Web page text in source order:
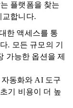
플랫폼을 찾는
교합니다.
한 액세스를 통
. 모든 규모의 기
가능한 옵션을 제
자동화와 AI 도구
기 비용이 더 높